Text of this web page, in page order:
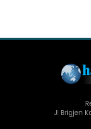
Jl Brigjen